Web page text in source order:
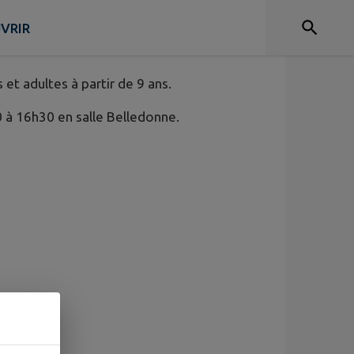
et adultes à partir de 9 ans.
16h30 en salle Belledonne.